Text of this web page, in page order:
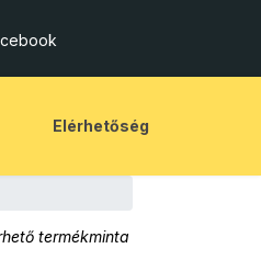
Elérhetőség
termékminta